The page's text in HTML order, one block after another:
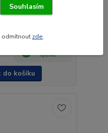
NTG S,R,G,P s
týdnů.
do košíku
Souhlasím
odmítnout zde.